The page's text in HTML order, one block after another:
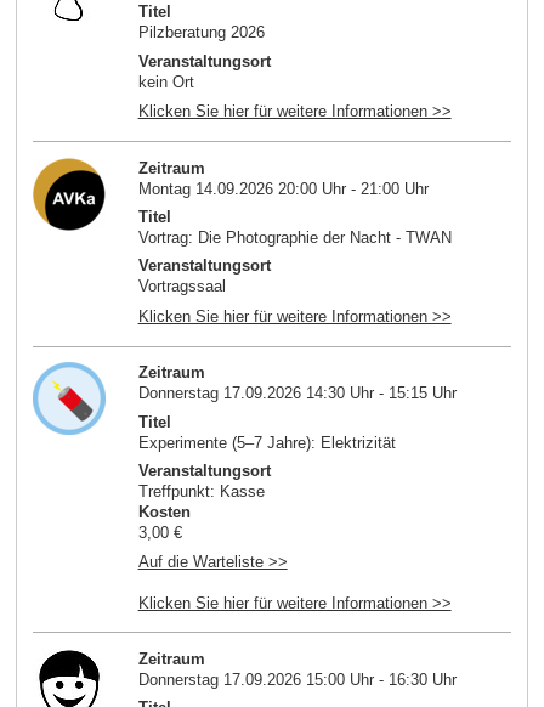
Titel
Pilzberatung 2026
Veranstaltungsort
kein Ort
Klicken Sie hier für weitere Informationen >>
Zeitraum
Montag 14.09.2026 20:00 Uhr - 21:00 Uhr
Titel
Vortrag: Die Photographie der Nacht - TWAN
Veranstaltungsort
Vortragssaal
Klicken Sie hier für weitere Informationen >>
Zeitraum
Donnerstag 17.09.2026 14:30 Uhr - 15:15 Uhr
Titel
Experimente (5–7 Jahre): Elektrizität
Veranstaltungsort
Treffpunkt: Kasse
Kosten
3,00 €
Auf die Warteliste >>
Klicken Sie hier für weitere Informationen >>
Zeitraum
Donnerstag 17.09.2026 15:00 Uhr - 16:30 Uhr